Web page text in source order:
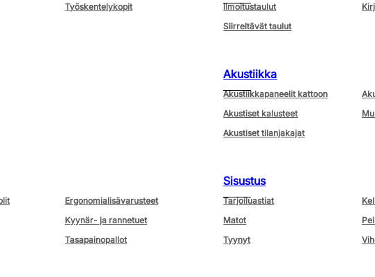
Työskentelykopit Ilmoitustaulut
Siirreltävät taulut
Akustiikka
Akustiikkapaneelit kattoon
Akustiset kalusteet
Akustiset tilanjakajat
Ergonomialisävarusteet
Kyynär- ja rannetuet
Tasapainopallot
Sisustus
Tarjoiluastiat
Matot
Tyynyt